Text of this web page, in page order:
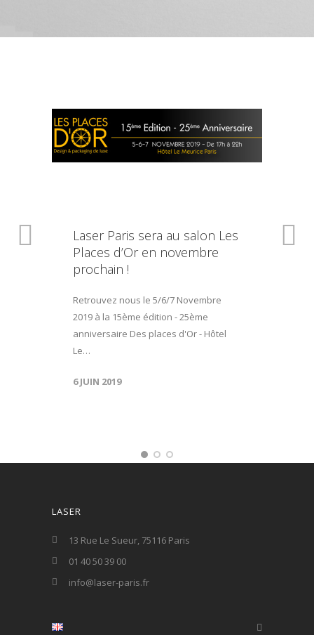
Laser Paris sera au salon Les
Places d’Or en novembre
prochain !
Retrouvez nous le 5/6/7 Novembre
2019 à la 15ème édition - 25ème
anniversaire Des places d'Or - Hôtel
Le…
6 JUIN 2019
LASER
13 Rue Le Sueur, 75116 Paris
01 40 50 39 00
info@laser-paris.fr